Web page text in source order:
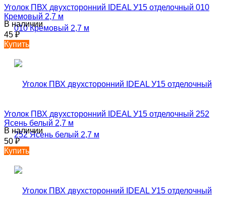
Уголок ПВХ двухсторонний IDEAL У15 отделочный 010
Кремовый 2,7 м
В наличии
45₽
Купить
Уголок ПВХ двухсторонний IDEAL У15 отделочный 252
Ясень белый 2,7 м
В наличии
50₽
Купить